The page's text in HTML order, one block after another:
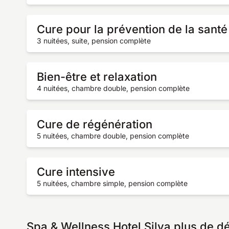
Cure pour la prévention de la santé
3 nuitées, suite, pension complète
Bien-être et relaxation
4 nuitées, chambre double, pension complète
Cure de régénération
5 nuitées, chambre double, pension complète
Cure intensive
5 nuitées, chambre simple, pension complète